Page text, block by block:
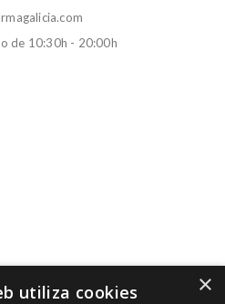
de 10:30h - 20:00h
×
utiliza cookies